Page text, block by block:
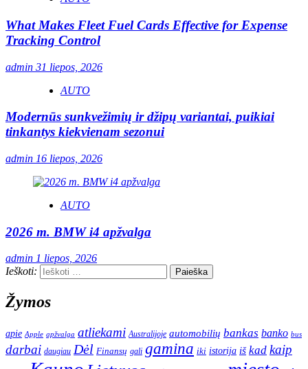
What Makes Fleet Fuel Cards Effective for Expense
Tracking Control
admin 31 liepos, 2026
AUTO
Modernūs sunkvežimių ir džipų variantai, puikiai
tinkantys kiekvienam sezonui
admin 16 liepos, 2026
AUTO
2026 m. BMW i4 apžvalga
admin 1 liepos, 2026
Ieškoti:
Žymos
apie Apple apžvalga atliekami Australijoje automobilių bankas banko bus
darbai daugiau Dėl Finansų gali gamina iki istorija iš kad kaip